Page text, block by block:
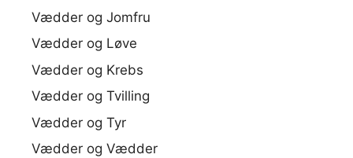
Vædder og Jomfru
Vædder og Løve
Vædder og Krebs
Vædder og Tvilling
Vædder og Tyr
Vædder og Vædder